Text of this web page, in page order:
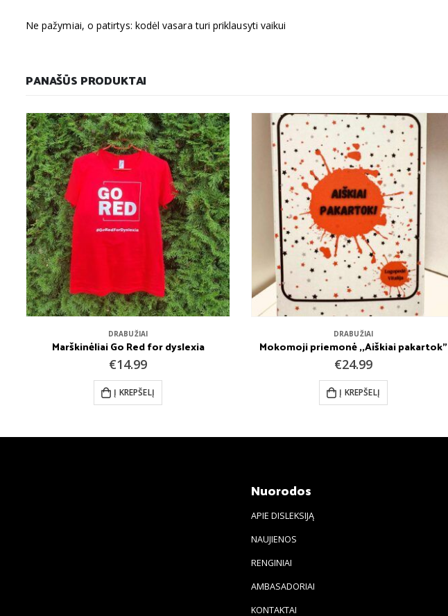
Ne pažymiai, o patirtys: kodėl vasara turi priklausyti vaikui
PANAŠŪS PRODUKTAI
DRABUŽIAI
Marškinėliai Go Red for dyslexia
€14.99
Į KREPŠELĮ
DRABUŽIAI
Mokomoji priemonė ,,Aiškiai pakartok”
€24.99
Į KREPŠELĮ
Nuorodos
APIE DISLEKSIJĄ
NAUJIENOS
RENGINIAI
AMBASADORIAI
KONTAKTAI